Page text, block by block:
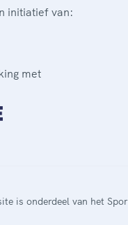
initiatief van:
met
is onderdeel van het